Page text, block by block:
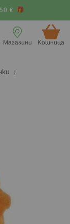
€
Кошница (
Магазини